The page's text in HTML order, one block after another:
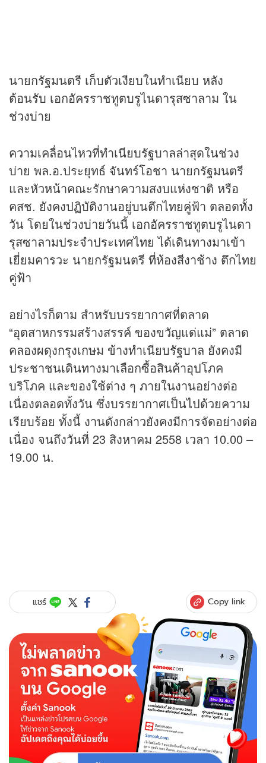
นายกรัฐมนตรี เก็บตัวเงียบในทำเนียบ หลัง
ต้อนรับ เอกอัครราชทูตบรูไนดารุสซาลาม ใน
ช่วงบ่าย
ความเคลื่อนไหวที่ทำเนียบรัฐบาลล่าสุดในช่วง
บ่าย พล.อ.ประยุทธ์ จันทร์โอชา นายกรัฐมนตรี
และหัวหน้าคณะรักษาความสงบแห่งชาติ หรือ
คสช. ยังคงปฏิบัติงานอยู่บนตึกไทยคู่ฟ้า ตลอดทั้ง
วัน โดยในช่วงบ่ายวันนี้ เอกอัครราชทูตบรูไนดา
รุสซาลามประจำประเทศไทย ได้เดินทางมาเข้า
เยี่ยมคารวะ นายกรัฐมนตรี ที่ห้องสีงาช้าง ตึกไทย
คู่ฟ้า
อย่างไรก็ตาม สำหรับบรรยากาศที่ตลาด
“อุตสาหกรรมสร้างสรรค์ ของขวัญแด่แม่” ตลาด
คลองผดุงกรุงเกษม ข้างทำเนียบรัฐบาล ยังคงมี
ประชาชนเดินทางมาเลือกซื้อสินค้าอุปโภค
บริโภค และของใช้ต่าง ๆ ภายในงานอย่างต่อ
เนื่องตลอดทั้งวัน ซึ่งบรรยากาศเป็นไปด้วยความ
เรียบร้อย ทั้งนี้ งานดังกล่าวยังคงมีการจัดอย่างต่อ
เนื่อง จนถึงวันที่ 23 สิงหาคม 2558 เวลา 10.00 –
19.00 น.
แชร์ Copy link